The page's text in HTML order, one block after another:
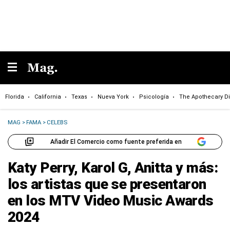
Florida California Texas Nueva York Psicología The Apothecary
MAG >FAMA > CELEBS
Añadir El Comercio como fuente preferida en
Katy Perry, Karol G, Anitta y más:
los artistas que se presentaron
en los MTV Video Music Awards
2024